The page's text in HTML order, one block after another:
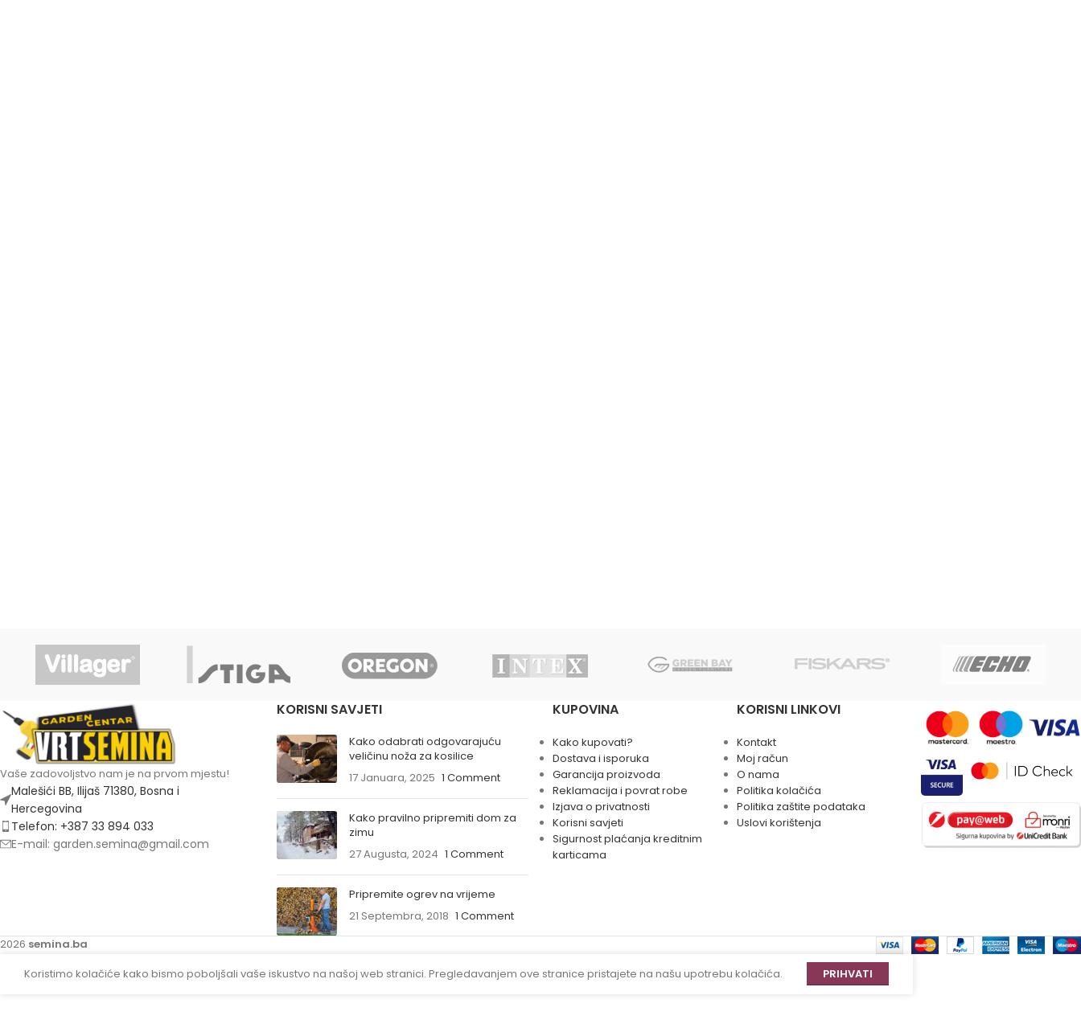
Vaše zadovoljstvo nam je na prvom mjestu!
Malešići BB, Ilijaš 71380, Bosna i
Hercegovina
Telefon: +387 33 894 033
E-mail: garden.semina@gmail.com
KORISNI SAVJETI
Kako odabrati odgovarajuću
veličinu noža za kosilice
17 Januara, 2025 1 Comment
Kako pravilno pripremiti dom za
zimu
27 Augusta, 2024 1 Comment
Pripremite ogrev na vrijeme
21 Septembra, 2018 1 Comment
KUPOVINA
Kako kupovati?
Dostava i isporuka
Garancija proizvoda
Reklamacija i povrat robe
Izjava o privatnosti
Korisni savjeti
Sigurnost plaćanja kreditnim
karticama
KORISNI LINKOVI
Kontakt
Moj račun
O nama
Politika kolačića
Politika zaštite podataka
Uslovi korištenja
2026 semina.ba
Koristimo kolačiće kako bismo poboljšali vaše iskustvo na našoj web stranici. Pregledavanjem ove stranice pristajete na našu upotrebu kolačića.
PRIHVATI